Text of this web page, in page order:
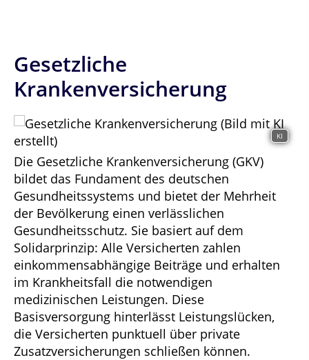
Gesetzliche
Krankenversicherung
KI
Die Gesetzliche Krankenversicherung (GKV)
bildet das Fundament des deutschen
Gesundheitssystems und bietet der Mehrheit
der Bevölkerung einen verlässlichen
Gesundheitsschutz. Sie basiert auf dem
Solidarprinzip: Alle Versicherten zahlen
einkommensabhängige Beiträge und erhalten
im Krankheitsfall die notwendigen
medizinischen Leistungen. Diese
Basisversorgung hinterlässt Leistungslücken,
die Versicherten punktuell über private
Zusatzversicherungen schließen können.